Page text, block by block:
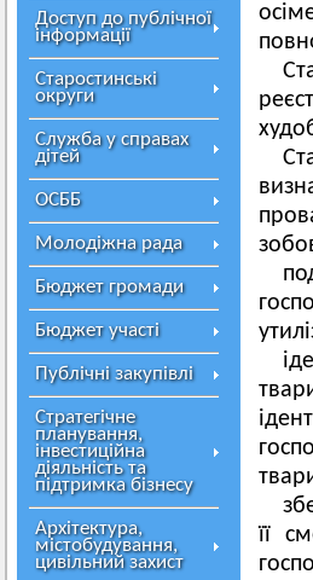
Доступ до публічної
інформації
Старостинські
округи
Служба у справах
дітей
ОСББ
Молодіжна рада
Бюджет громади
Бюджет участі
Публічні закупівлі
Стратегічне
планування,
інвестиційна
діяльність та
підтримка бізнесу
Архітектура,
містобудування,
цивільний захист
її